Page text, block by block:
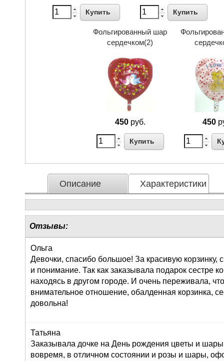
Купить Купить
Фольгированный шар
сердечком(2)
450руб.
Купить
450
Описание Характеристики
Отзывы:
Ольга
Девочки, спасибо большое! За красивую корзинку,
и понимание. Так как заказывала подарок сестре
находясь в другом городе. И очень переживала,
внимательное отношение, обалденная корзинка,
довольна!
Татьяна
Заказывала дочке на День рождения цветы и
вовремя, в отличном состоянии и розы и шары,